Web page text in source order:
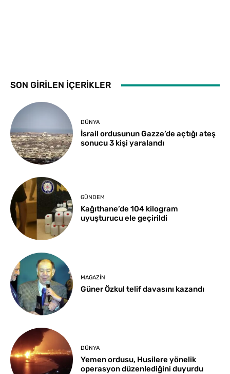
SON GİRİLEN İÇERİKLER
DÜNYA
İsrail ordusunun Gazze’de açtığı ateş
sonucu 3 kişi yaralandı
GÜNDEM
Kağıthane’de 104 kilogram
uyuşturucu ele geçirildi
MAGAZIN
Güner Özkul telif davasını kazandı
DÜNYA
Yemen ordusu, Husilere yönelik
operasyon düzenlediğini duyurdu